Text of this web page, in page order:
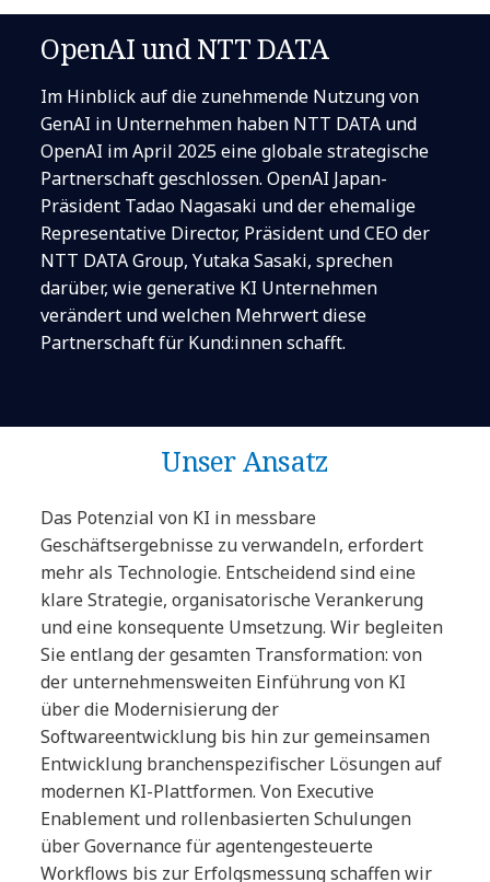
OpenAI und NTT DATA
Im Hinblick auf die zunehmende Nutzung von
GenAI in Unternehmen haben NTT DATA und
OpenAI im April 2025 eine globale strategische
Partnerschaft geschlossen. OpenAI Japan-
Präsident Tadao Nagasaki und der ehemalige
Representative Director, Präsident und CEO der
NTT DATA Group, Yutaka Sasaki, sprechen
darüber, wie generative KI Unternehmen
verändert und welchen Mehrwert diese
Partnerschaft für Kund:innen schafft.
Unser Ansatz
Das Potenzial von KI in messbare
Geschäftsergebnisse zu verwandeln, erfordert
mehr als Technologie. Entscheidend sind eine
klare Strategie, organisatorische Verankerung
und eine konsequente Umsetzung. Wir begleiten
Sie entlang der gesamten Transformation: von
der unternehmensweiten Einführung von KI
über die Modernisierung der
Softwareentwicklung bis hin zur gemeinsamen
Entwicklung branchenspezifischer Lösungen auf
modernen KI-Plattformen. Von Executive
Enablement und rollenbasierten Schulungen
über Governance für agentengesteuerte
Workflows bis zur Erfolgsmessung schaffen wir